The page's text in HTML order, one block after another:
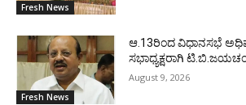
Fresh News
Fresh News
ಆ.13ರಿಂದ ವಿಧಾನಸಭೆ
ಸಭಾಧ್ಯಕ್ಷರಾಗಿ
August 9, 2026